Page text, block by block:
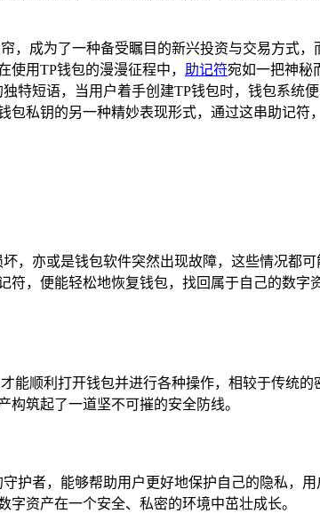
成为了一种备受瞩目的新兴投资与交易方式，
用TP钱包的漫漫征程中， 助记符宛如一把神秘
特短语，当用户着手创建TP钱包时，钱包系统
私钥的另一种精妙表现形式，通过这串助记符
，亦或是钱包软件突然出现故障，这些情况都
，便能轻松地恢复钱包，找回属于自己的数字
能顺利打开钱包并进行各种操作，相较于传统的
筑起了一道坚不可摧的安全防线。
护者，能够帮助用户更好地保护自己的隐私，
资产在一个安全、私密的环境中茁壮成长。